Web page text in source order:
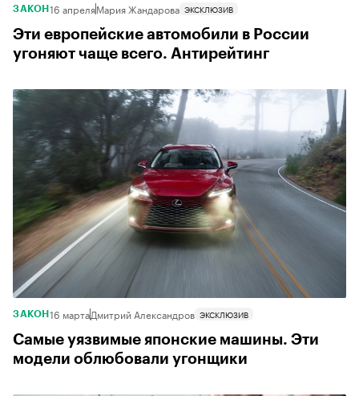
ЗАКОН 16 апреляМария Жандарова ЭКСКЛЮЗИВ
Эти европейские автомобили в России
угоняют чаще всего. Антирейтинг
ЗАКОН 16 мартаДмитрий Александров ЭКСКЛЮЗИВ
Самые уязвимые японские машины. Эти
модели облюбовали угонщики